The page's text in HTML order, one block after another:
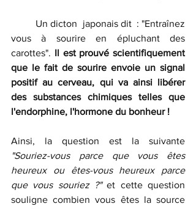
vous à sourire en épluchant des
carottes". Il est prouvé scientifiquement
que le fait de sourire envoie un signal
positif au cerveau, qui va ainsi libérer
des substances chimiques telles que
l'endorphine, l'hormone du bonheur !
"Souriez-vous parce que vous êtes
heureux ou êtes-vous heureux parce
que vous souriez ?" et cette question
souligne combien vous êtes la source